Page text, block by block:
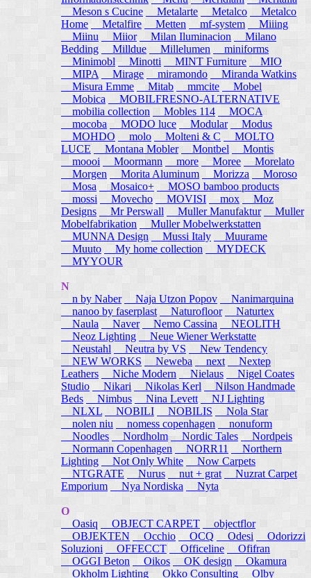
Meson s Cucine
Metalarte Metalco
Metalco
Home Metalfire Metten mf-system
Miiing
Miinu
Miior Milan Iluminacion
Milano
Bedding
Milldue Millelumen
miniforms
Minimobl Minotti MINT Furniture
MIO
MIPA
Mirage miramondo
Miranda Watkins
Misura Emme
Mitab mmcite
Mobel
Mobica
MOBILFRESNO-ALTERNATIVE
mobilia collection
Mobles 114
MOCA
mocoba
MODO luce Modular
Modus
MOHDO
molo Molteni & C
MOLTO
LUCE
Montana Mobler Montbel
Montis
moooi
Moormann more Moree
Morelato
Morgen
Morita Aluminum Morizza
Moroso
Mosa
Mosaico+
MOSO bamboo products
mossi
Movecho MOVISI mox
Moz
Designs
Mr Perswall Muller Manufaktur
Muller
Mobelfabrikation
Muller Mobelwerkstatten
MUNNA Design
Mussi Italy
Muurame
Muuto My home collection
MYDECK
MYYOUR
N
n by Naber
Naja Utzon Popov
Nanimarquina
nanoo by faserplast
Naturofloor
Naturtex
Naula
Naver Nemo Cassina
NEOLITH
Neoz Lighting
Neue Wiener Werkstatte
Neustahl
Neutra by VS
New Tendency
NEW WORKS
Neweba next
Nextep
Leathers
Niche Modern Nielaus
Nigel Coates
Studio
Nikari Nikolas Kerl
Nilson Handmade
Beds
Nimbus Nina Levett
NJ Lighting
NLXL
NOBILI NOBILIS
Nola Star
nolen niu
nomess copenhagen
nonuform
Noodles
Nordholm Nordic Tales
Nordpeis
Normann Copenhagen
NORR11
Northern
Lighting
Not Only White
Now Carpets
NTGRATE
Nurus nut + grat
Nuzrat Carpet
Emporium
Nya Nordiska Nyta
O
Oasiq
OBJECT CARPET
objectflor
OBJEKTEN
Occhio OCQ Odesi
Odorizzi
Soluzioni
OFFECCT Officeline
Ofifran
OGGI Beton
Oikos OK design
Okamura
Okholm Lighting
Okko Consulting
Olby